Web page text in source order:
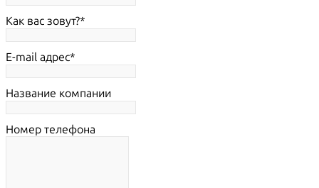
Как вас зовут?
E-mail адрес
Название компании
Номер телефона